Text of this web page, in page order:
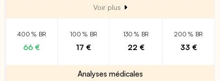
Voir plus
400 % BR
66 €
100 % BR
17 €
130 % BR
22 €
200 % BR
33 €
Analyses médicales